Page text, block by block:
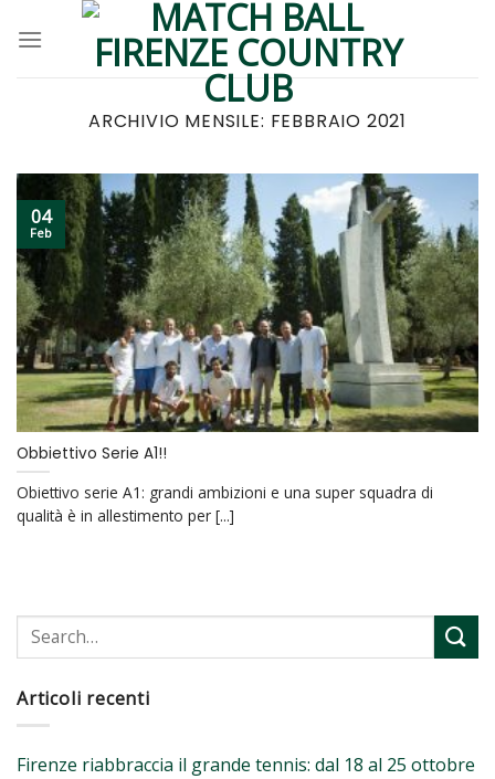
ARCHIVIO MENSILE: FEBBRAIO 2021
Obbiettivo Serie A1!!
Obiettivo serie A1: grandi ambizioni e una super squadra di
qualità è in allestimento per [...]
04
Feb
Articoli recenti
Firenze riabbraccia il grande tennis: dal 18 al 25 ottobre